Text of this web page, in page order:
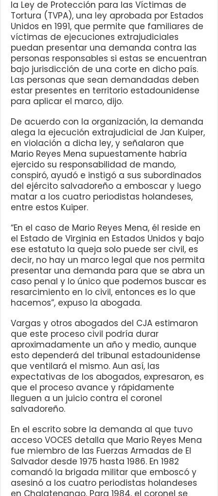
la Ley de Protección para las Víctimas de
Tortura (TVPA), una ley aprobada por Estados
Unidos en 1991, que permite que familiares de
víctimas de ejecuciones extrajudiciales
puedan presentar una demanda contra las
personas responsables si estas se encuentran
bajo jurisdicción de una corte en dicho país.
Las personas que sean demandadas deben
estar presentes en territorio estadounidense
para aplicar el marco, dijo.
De acuerdo con la organización, la demanda
alega la ejecución extrajudicial de Jan Kuiper,
en violación a dicha ley, y señalaron que
Mario Reyes Mena supuestamente habría
ejercido su responsabilidad de mando,
conspiró, ayudó e instigó a sus subordinados
del ejército salvadoreño a emboscar y luego
matar a los cuatro periodistas holandeses,
entre estos Kuiper.
“En el caso de Mario Reyes Mena, él reside en
el Estado de Virginia en Estados Unidos y bajo
ese estatuto la queja solo puede ser civil, es
decir, no hay un marco legal que nos permita
presentar una demanda para que se abra un
caso penal y lo único que podemos buscar es
resarcimiento en lo civil, entonces es lo que
hacemos”, expuso la abogada.
Vargas y otros abogados del CJA estimaron
que este proceso civil podría durar
aproximadamente un año y medio, aunque
esto dependerá del tribunal estadounidense
que ventilará el mismo. Aun así, las
expectativas de los abogados, expresaron, es
que el proceso avance y rápidamente
lleguen a un juicio contra el coronel
salvadoreño.
En el escrito sobre la demanda al que tuvo
acceso VOCES detalla que Mario Reyes Mena
fue miembro de las Fuerzas Armadas de El
Salvador desde 1975 hasta 1986. En 1982
comandó la brigada militar que emboscó y
asesinó a los cuatro periodistas holandeses